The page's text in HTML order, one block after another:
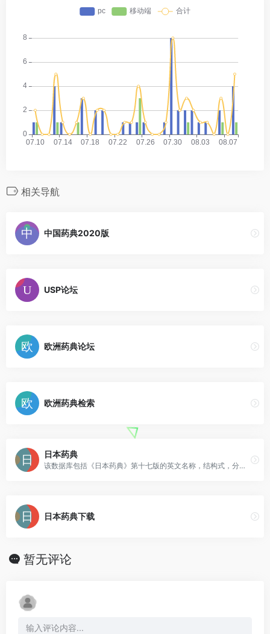
相关导航
中国药典2020版
USP论坛
欧洲药典论坛
欧洲药典检索
日本药典
该数据库包括《日本药典》第十七版的英文名称，结构式，分子式和分子质量，化学名称和CAS号，未包含药典原文。
日本药典下载
暂无评论